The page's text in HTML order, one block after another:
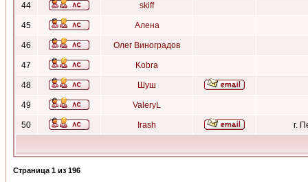
44 skiff
45 Алена
46 Олег Виноградов
47 Kobra
48 Шуш
49 ValeryL
50 Irash г.
Страница 1 из 196